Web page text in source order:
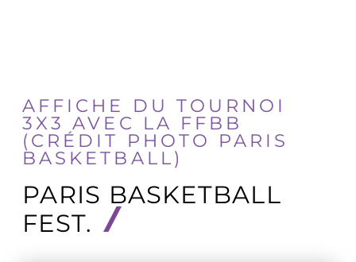
AFFICHE DU TOURNOI
3X3 AVEC LA FFBB
(CRÉDIT PHOTO PARIS
BASKETBALL)
PARIS BASKETBALL
FEST.